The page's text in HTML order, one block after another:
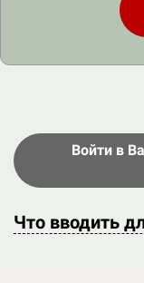
Войти в
Что вводить